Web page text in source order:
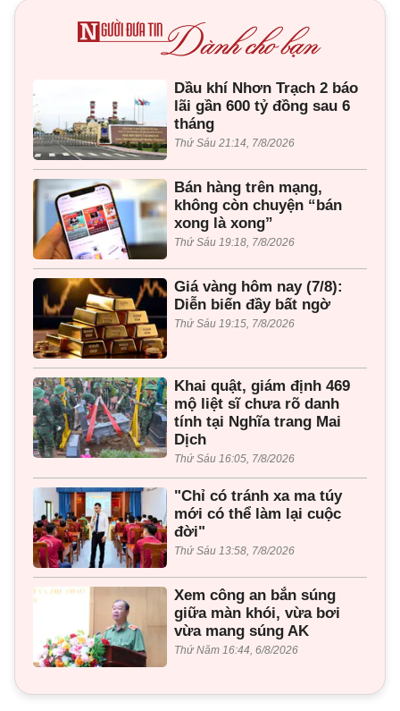
Dầu khí Nhơn Trạch 2 báo
lãi gần 600 tỷ đồng sau 6
tháng
Thứ Sáu 21:14, 7/8/2026
Bán hàng trên mạng,
không còn chuyện “bán
xong là xong”
Thứ Sáu 19:18, 7/8/2026
Giá vàng hôm nay (7/8):
Diễn biến đầy bất ngờ
Thứ Sáu 19:15, 7/8/2026
Khai quật, giám định 469
mộ liệt sĩ chưa rõ danh
tính tại Nghĩa trang Mai
Dịch
Thứ Sáu 16:05, 7/8/2026
"Chỉ có tránh xa ma túy
mới có thể làm lại cuộc
đời"
Thứ Sáu 13:58, 7/8/2026
Xem công an bắn súng
giữa màn khói, vừa bơi
vừa mang súng AK
Thứ Năm 16:44, 6/8/2026